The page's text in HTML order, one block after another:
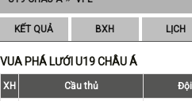
KẾT QUẢ BXH LỊCH
VUA PHÁ LƯỚI U19 CHÂU Á
XH Cầu thủ